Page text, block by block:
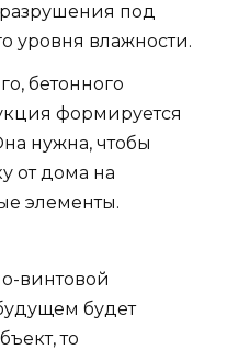
под
уровня влажности.
бетонного
формируется
нужна, чтобы
от дома на
элементы.
винтовой
будет
то